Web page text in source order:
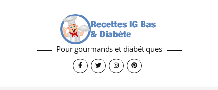
Pour gourmands et diabétiques